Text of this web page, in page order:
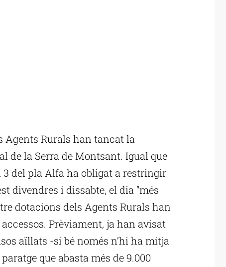
Agents Rurals han tancat la
de la Serra de Montsant. Igual que
3 del pla Alfa ha obligat a restringir
divendres i dissabte, el dia “més
dotacions dels Agents Rurals han
Prèviament, ja han avisat
aïllats -si bé només n’hi ha mitja
que abasta més de 9.000